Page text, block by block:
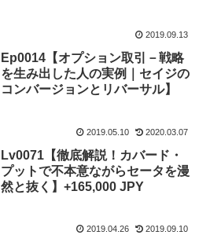
2019.09.13
Ep0014【オプション取引－戦略
を生み出した人の実例｜セイジの
コンバージョンとリバーサル】
2019.05.10 2020.03.07
Lv0071【徹底解説！カバード・
プットで不本意ながらセータを漫
然と抜く】+165,000 JPY
2019.04.26 2019.09.10